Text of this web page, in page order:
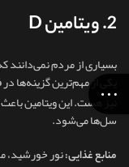
2. ویتامین D
یکی از مهم‌ترین گزینه‌ها
سل‌ها می‌شود.
منابع غذایی:نور خورشید،